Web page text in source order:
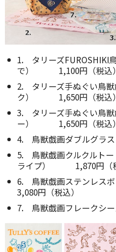
1. タリーズFUROSHIKI
で） 1,100円（税込）
2. タリーズ手ぬぐい鳥
ク） 1,650円（税込）
3. タリーズ手ぬぐい鳥獣
ー） 1,650円（税込）
4. 鳥獣戯画ダブルグ
5. 鳥獣戯画クルクルトー
ライプ） 1,870円（税
6. 鳥獣戯画ステンレ
3,080円（税込）
7. 鳥獣戯画フレーク